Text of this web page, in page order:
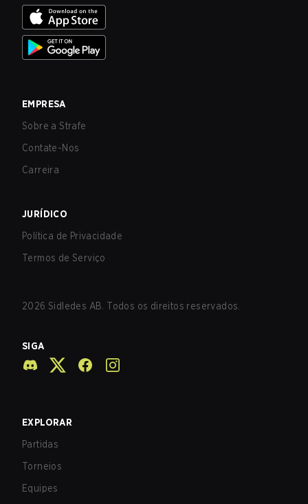
EMPRESA
Sobre a Strafe
Contate-Nos
Carreira
JURÍDICO
Política de Privacidade
Termos de Serviço
2026 Sidledes AB. Todos os direitos reservados.
SIGA
EXPLORAR
Partidas
Torneios
Equipes